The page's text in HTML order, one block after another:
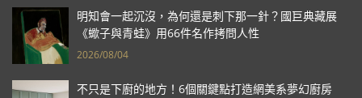
明知會一起沉沒，為何還是刺下那一針？國巨典藏展
《蠍子與青蛙》用66件名作拷問人性
2026/08/04
不只是下廚的地方！6個關鍵點打造網美系夢幻廚房